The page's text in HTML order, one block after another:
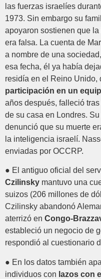
las fuerzas israelíes
1973. Sin embargo su
apoyaron sostienen que
era falsa. La cuenta de
a nombre de una
esa fecha, él ya había
residía en el Reino Unido,
participación en un
años después, falleció
de su casa en Londres.
denunció que su muerte
la inteligencia israelí.
enviadas por OCCRP.
● El antiguo oficial del
Czilinsky mantuvo una
suizos (206 millones de
Czilinsky abandonó
aterrizó en Congo-
estableció un negocio de
respondió al cuestionario
● En los datos también
individuos con lazos con